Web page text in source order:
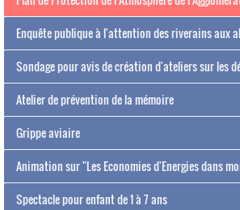
Enquête publique à l'attention des riverains aux
Sondage pour avis de création d'ateliers sur les
Atelier de prévention de la mémoire
Grippe aviaire
Animation sur "Les Economies d'Energies dans
Spectacle pour enfant de 1 à 7 ans